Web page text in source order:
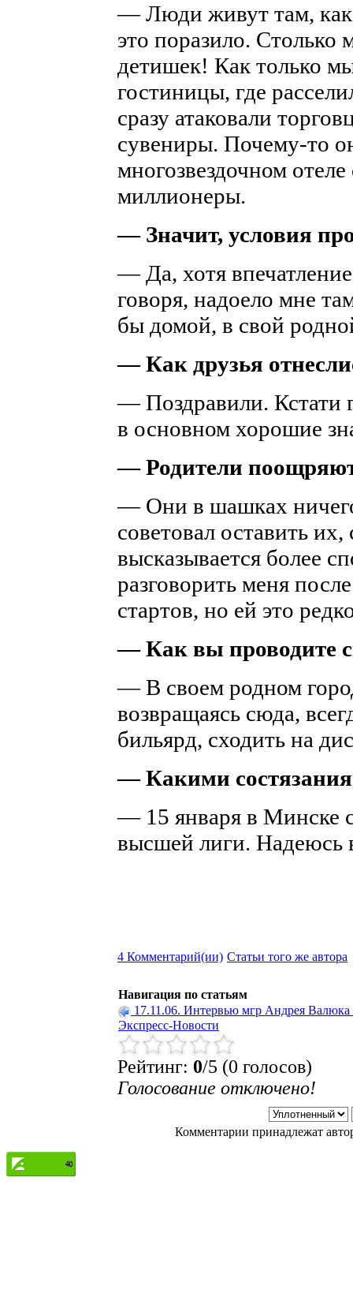
— Люди живут там, как
это поразило. Столько
детишек! Как только
гостиницы, где
сразу атаковали
сувениры. Почему-то
многозвездочном
миллионеры.
— Значит, условия
— Да, хотя
говоря, надоело мне
бы домой, в свой
— Как друзья
— Поздравили. Кстати
в основном хорошие
— Родители
— Они в шашках
советовал оставить
высказывается более
разговорить меня
стартов, но ей это
— Как вы проводите
— В своем родном
возвращаясь сюда,
бильярд, сходить на
— Какими
— 15 января в Минске
высшей лиги. Надеюсь
4 Комментарий(ии) Статьи того же автора
Навигация по статьям
17.11.06. Интервью мгр Андрея Валюка
Экспресс-Новости
Рейтинг: 0/5 (0 голосов)
Голосование отключено!
Комментарии принадлежат